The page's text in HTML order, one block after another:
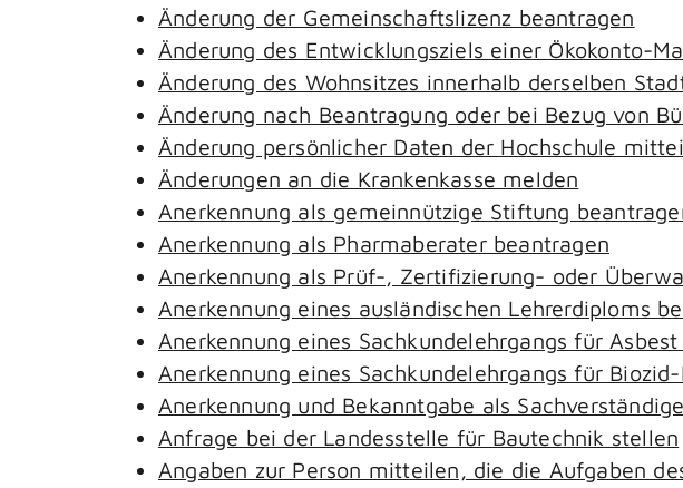
Änderung der Gemeinschaftslizenz beantragen
Änderung des Entwicklungsziels einer Ökokonto-
Änderung des Wohnsitzes innerhalb derselben
Änderung nach Beantragung oder bei Bezug von
Änderung persönlicher Daten der Hochschule
Änderungen an die Krankenkasse melden
Anerkennung als gemeinnützige Stiftung
Anerkennung als Pharmaberater beantragen
Anerkennung als Prüf-, Zertifizierung- oder
Anerkennung eines ausländischen Lehrerdiploms
Anerkennung eines Sachkundelehrgangs für
Anerkennung eines Sachkundelehrgangs für
Anerkennung und Bekanntgabe als
Anfrage bei der Landesstelle für Bautechnik stellen
Angaben zur Person mitteilen, die die Aufgaben